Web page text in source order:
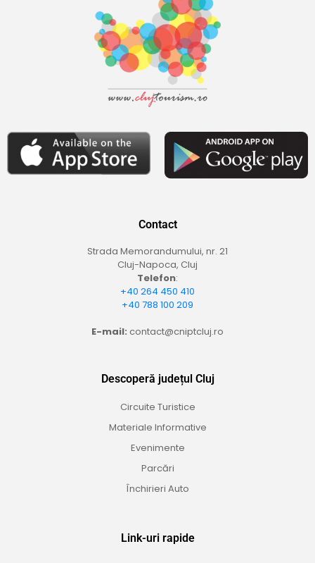
Contact
Strada Memorandumului, nr. 21
Cluj-Napoca, Cluj
Telefon:
+40 264 450 410
+40 788 100 209
E-mail: contact@cniptcluj.ro
Descoperă județul Cluj
Circuite Turistice
Materiale Informative
Evenimente
Parcări
Închirieri Auto
Link-uri rapide